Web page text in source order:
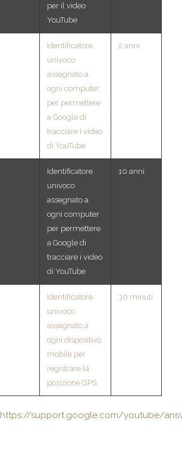
per il video
YouTube
Identificatore
univoco
assegnato a
ogni computer
per permettere
a Google di
tracciare i video
di YouTube
2 anni
Identificatore
univoco
assegnato a
ogni computer
per permettere
a Google di
tracciare i video
di YouTube
10 anni
Identificatore
univoco
assegnato a
ogni dispositivo
mobile per
registrare la
posizione GPS
30 minuti
https://support.google.com/youtube/